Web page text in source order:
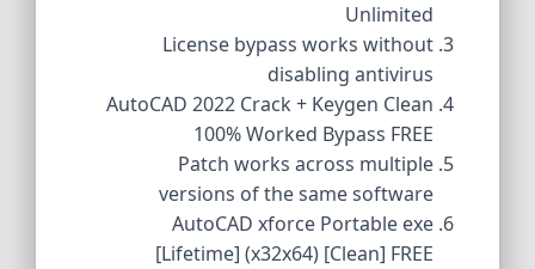
Unlimited
License bypass works without
disabling antivirus
AutoCAD 2022 Crack + Keygen Clean
100% Worked Bypass FREE
Patch works across multiple
versions of the same software
AutoCAD xforce Portable exe
[Lifetime] (x32x64) [Clean] FREE